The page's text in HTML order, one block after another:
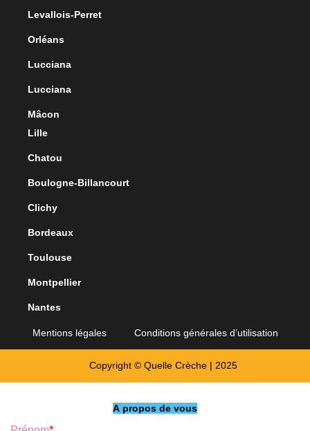
Levallois-Perret
Orléans
Lucciana
Lucciana
Mâcon
Lille
Chatou
Boulogne-Billancourt
Clichy
Bordeaux
Toulouse
Montpellier
Nantes
Mentions légales Conditions générales d’utilisation
Copyright © Quelle Crèche | 2025